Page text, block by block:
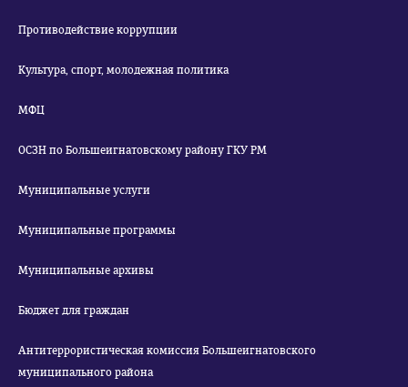
Противодействие коррупции
Культура, спорт, молодежная политика
МФЦ
ОСЗН по Большеигнатовскому району ГКУ РМ
Муниципальные услуги
Муниципальные программы
Муниципальные архивы
Бюджет для граждан
Антитеррористическая комиссия Большеигнатовского
муниципального района